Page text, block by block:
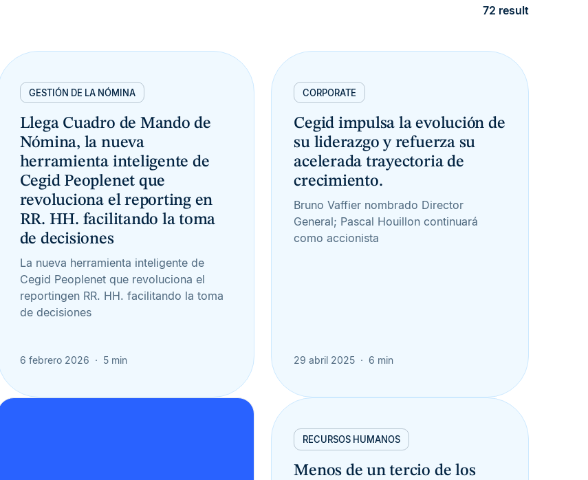
72 result
GESTIÓN DE LA NÓMINA
Llega Cuadro de Mando de
Nómina, la nueva
herramienta inteligente de
Cegid Peoplenet que
revoluciona el reporting en
RR. HH. facilitando la toma
de decisiones
La nueva herramienta inteligente de
Cegid Peoplenet que revoluciona el
reportingen RR. HH. facilitando la toma
de decisiones
6 febrero 2026 5 min
CORPORATE
Cegid impulsa la evolución de
su liderazgo y refuerza su
acelerada trayectoria de
crecimiento.
Bruno Vaffier nombrado Director
General; Pascal Houillon continuará
como accionista
29 abril 2025 6 min
RECURSOS HUMANOS
Menos de un tercio de los